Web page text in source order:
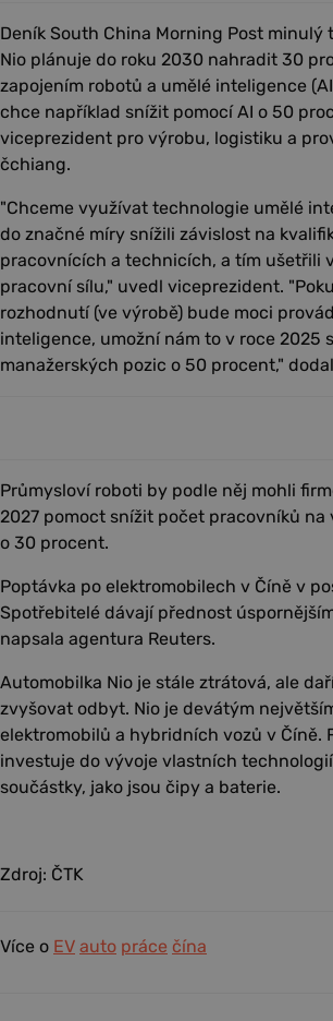
Deník South China Morning Post minulý
Nio plánuje do roku 2030 nahradit 30
zapojením robotů a umělé inteligence
chce například snížit pomocí AI o 50
viceprezident pro výrobu, logistiku a
čchiang.
"Chceme využívat technologie umělé
do značné míry snížili závislost na
pracovnících a technicích, a tím ušetřili
pracovní sílu," uvedl viceprezident.
rozhodnutí (ve výrobě) bude moci
inteligence, umožní nám to v roce 2025
manažerských pozic o 50 procent,"
Průmysloví roboti by podle něj mohli
2027 pomoct snížit počet pracovníků
o 30 procent.
Poptávka po elektromobilech v Číně v
Spotřebitelé dávají přednost
napsala agentura Reuters.
Automobilka Nio je stále ztrátová, ale
zvyšovat odbyt. Nio je devátým
elektromobilů a hybridních vozů v Číně.
investuje do vývoje vlastních
součástky, jako jsou čipy a baterie.
Zdroj: ČTK
Více o EV auto práce čína